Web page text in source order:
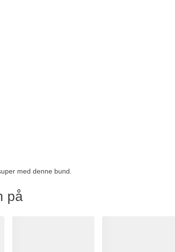
5 av 5 stjärnor
med denne bund.
på